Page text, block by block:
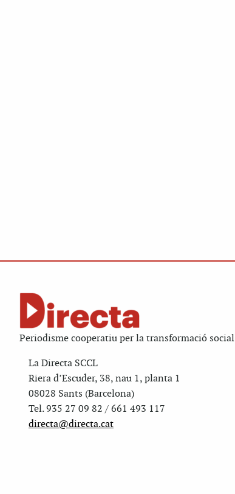
Periodisme cooperatiu per la transformació social
La Directa SCCL
Riera d’Escuder, 38, nau 1, planta 1
08028 Sants (Barcelona)
Tel. 935 27 09 82 / 661 493 117
directa@directa.cat